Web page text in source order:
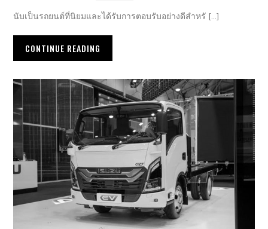
นับเป็นรถยนต์ที่นิยมและได้รับการตอบรับอย่างดีสำหรั […]
CONTINUE READING